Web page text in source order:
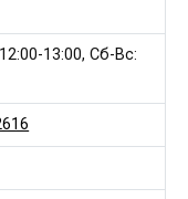
13:00, Сб-Вс: